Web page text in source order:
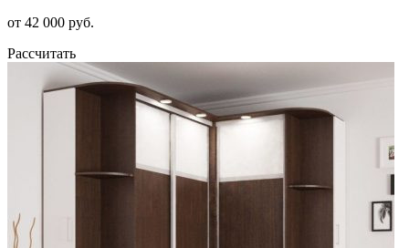
от 42 000 руб.
Рассчитать